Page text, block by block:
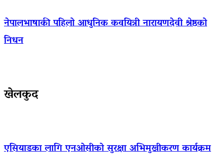
नेपालभाषाकी पहिलो आधुनिक कवयित्री नारायणदेवी श्रेष्ठको
निधन
खेलकुद
एसियाडका लागि एनओसीको सुरक्षा अभिमुखीकरण कार्यक्रम